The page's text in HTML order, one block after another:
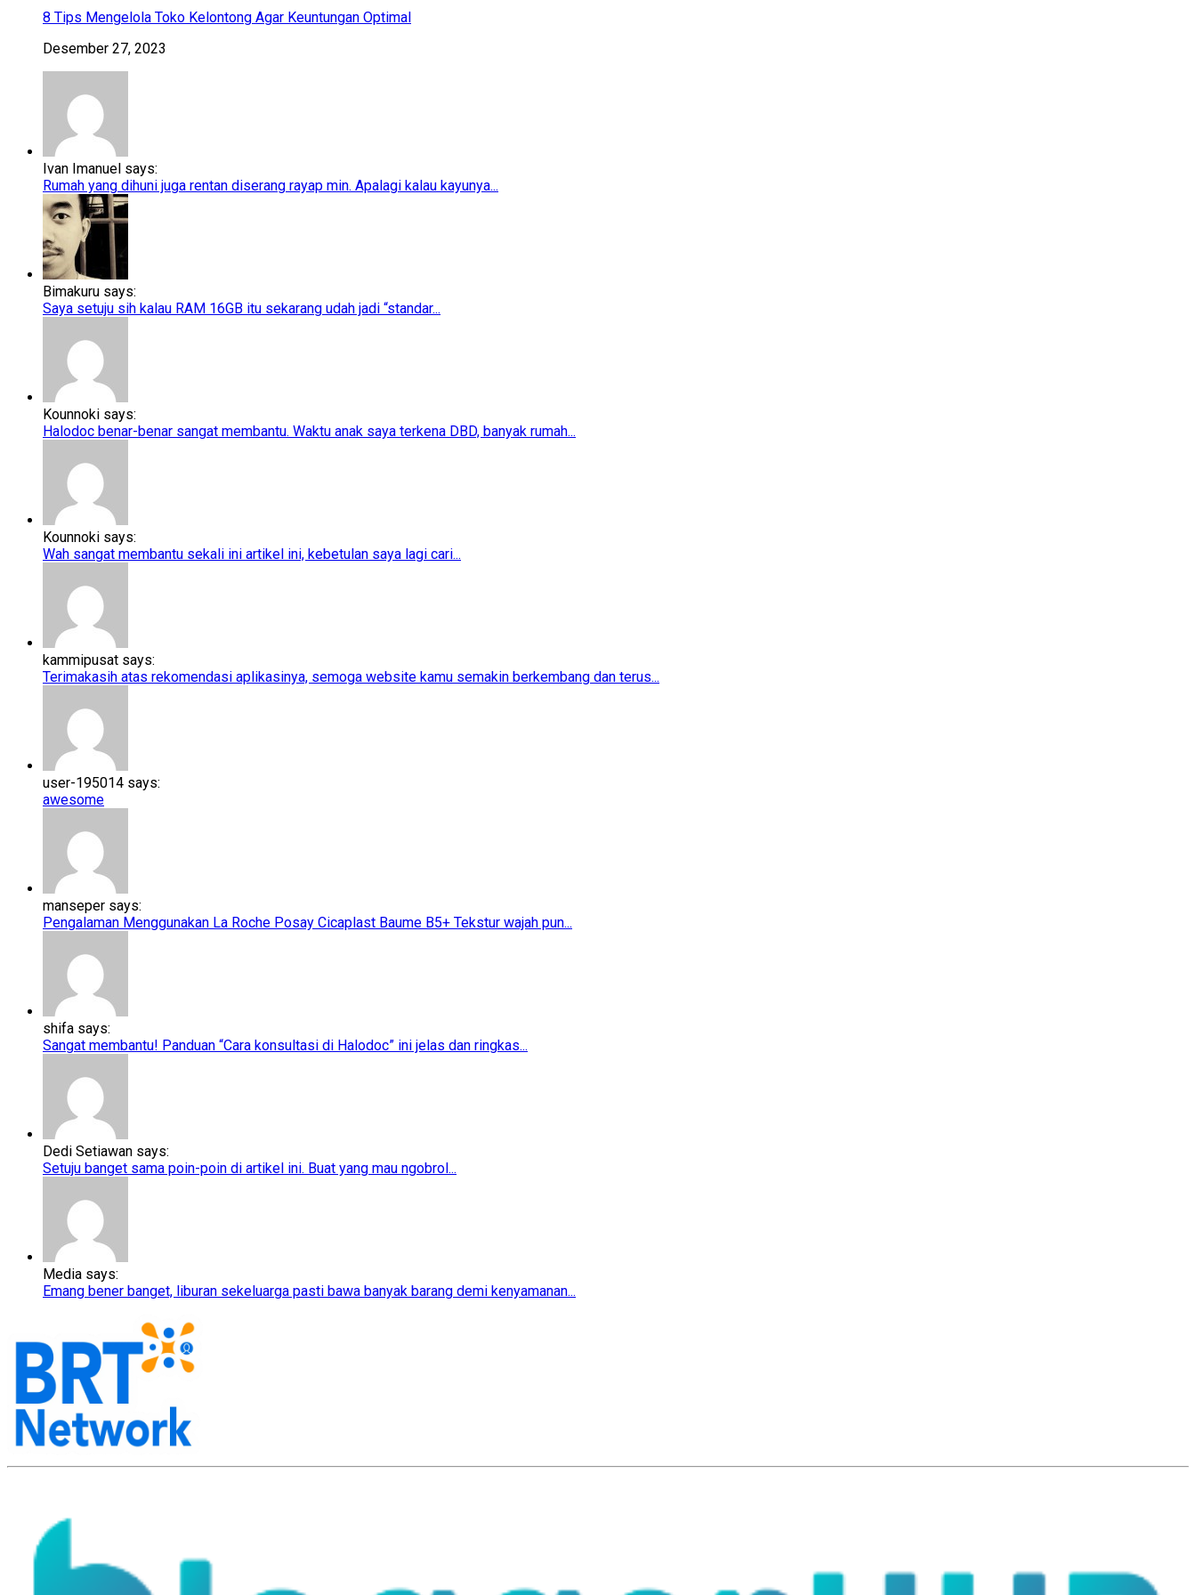
8 Tips Mengelola Toko Kelontong Agar Keuntungan Optimal
Desember 27, 2023
Ivan Imanuel says:
Rumah yang dihuni juga rentan diserang rayap min. Apalagi kalau kayunya...
Bimakuru says:
Saya setuju sih kalau RAM 16GB itu sekarang udah jadi “standar...
Kounnoki says:
Halodoc benar-benar sangat membantu. Waktu anak saya terkena DBD, banyak rumah...
Kounnoki says:
Wah sangat membantu sekali ini artikel ini, kebetulan saya lagi cari...
kammipusat says:
Terimakasih atas rekomendasi aplikasinya, semoga website kamu semakin berkembang dan terus...
user-195014 says:
awesome
manseper says:
Pengalaman Menggunakan La Roche Posay Cicaplast Baume B5+​​ Tekstur wajah pun...
shifa says:
Sangat membantu! Panduan “Cara konsultasi di Halodoc” ini jelas dan ringkas...
Dedi Setiawan says:
Setuju banget sama poin-poin di artikel ini. Buat yang mau ngobrol...
Media says:
Emang bener banget, liburan sekeluarga pasti bawa banyak barang demi kenyamanan...